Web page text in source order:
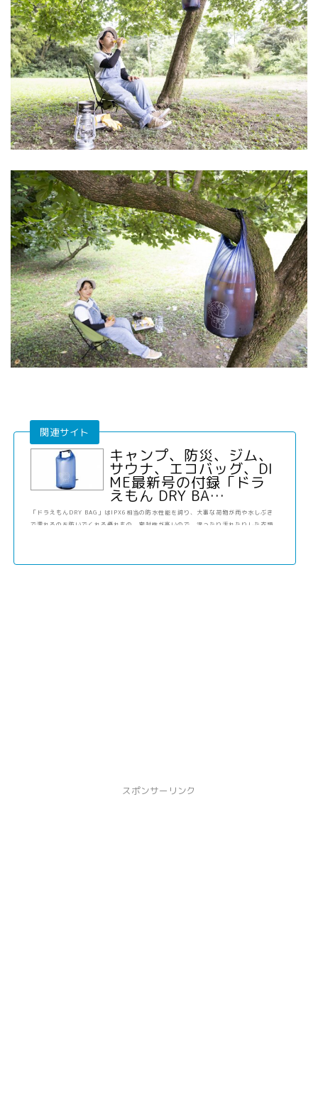
キャンプ、防災、ジム、
サウナ、エコバッグ、DI
ME最新号の付録「ドラ
えもん DRY BA…
「ドラえもんDRY BAG」はIPX6相当の防水性能を誇り、大事な荷物が雨や水しぶき
で濡れるのを防いでくれる優れもの。密封性が高いので、湿ったり汚れたりした衣類
スポンサーリンク